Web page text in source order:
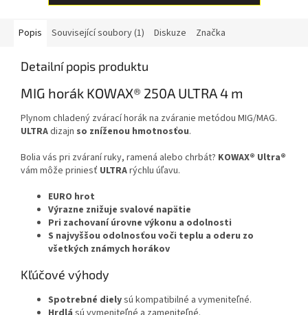
Popis Související soubory (1) Diskuze Značka
Detailní popis produktu
MIG horák KOWAX® 250A ULTRA 4 m
Plynom chladený zvárací horák na zváranie metódou MIG/MAG.
ULTRAdizajn so zníženou hmotnosťou.
Bolia vás pri zváraní ruky, ramená alebo chrbát? KOWAX® Ultra®
vám môže priniesť ULTRArýchlu úľavu.
EURO hrot
Výrazne znižuje svalové napätie
Pri zachovaní úrovne výkonu a odolnosti
S najvyššou odolnosťou voči teplu a oderu zo
všetkých známych horákov
Kľúčové výhody
Spotrebné dielysú kompatibilné a vymeniteľné.